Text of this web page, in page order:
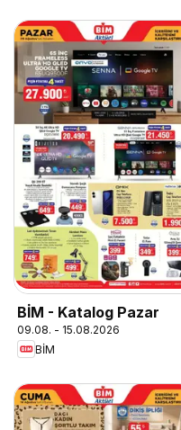
BİM - Katalog Pazar
09.08. - 15.08.2026
BİM